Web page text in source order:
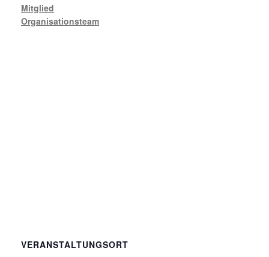
Mitglied
Organisationsteam
VERANSTALTUNGSORT